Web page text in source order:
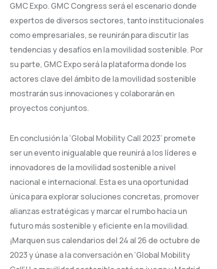
GMC Expo. GMC Congress será el escenario donde
expertos de diversos sectores, tanto institucionales
como empresariales, se reunirán para discutir las
tendencias y desafíos en la movilidad sostenible. Por
su parte, GMC Expo será la plataforma donde los
actores clave del ámbito de la movilidad sostenible
mostrarán sus innovaciones y colaborarán en
proyectos conjuntos.
En conclusión la ‘Global Mobility Call 2023’ promete
ser un evento inigualable que reunirá a los líderes e
innovadores de la movilidad sostenible a nivel
nacional e internacional. Esta es una oportunidad
única para explorar soluciones concretas, promover
alianzas estratégicas y marcar el rumbo hacia un
futuro más sostenible y eficiente en la movilidad.
¡Marquen sus calendarios del 24 al 26 de octubre de
2023 y únase a la conversación en ‘Global Mobility